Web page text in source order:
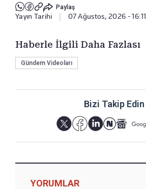
Paylaş
Yayın Tarihi 07 Ağustos, 2026 - 16:11
Haberle İlgili Daha Fazlası
Gündem Videoları
Bizi Takip Edin
YORUMLAR